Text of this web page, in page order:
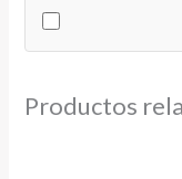
NH1
XLP1-
cantidad
Productos